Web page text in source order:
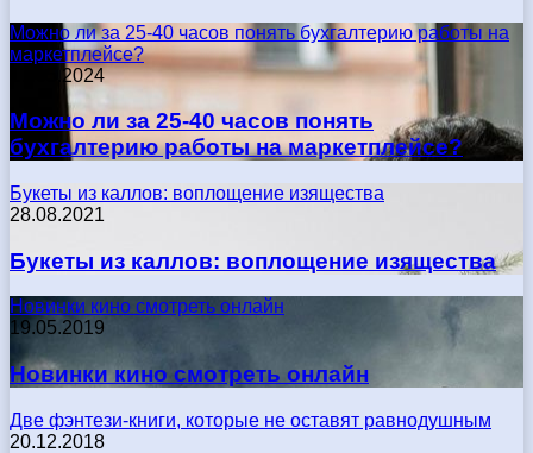
Можно ли за 25-40 часов понять бухгалтерию работы на
маркетплейсе?
17.05.2024
Можно ли за 25-40 часов понять
бухгалтерию работы на маркетплейсе?
Букеты из каллов: воплощение изящества
28.08.2021
Букеты из каллов: воплощение изящества
Новинки кино смотреть онлайн
19.05.2019
Новинки кино смотреть онлайн
Две фэнтези-книги, которые не оставят равнодушным
20.12.2018